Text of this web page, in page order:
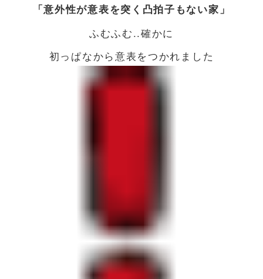
「意外性が意表を突く凸拍子もない家 」
ふむふむ..確かに
初っぱなから意表をつかれました